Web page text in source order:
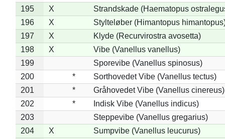
195
X
Strandskade (Haematopus
196
X
Stylteløber (Himantopus
197
X
Klyde (Recurvirostra avosetta)
198
X
Vibe (Vanellus vanellus)
199
Sporevibe (Vanellus spinosus)
200
*
Sorthovedet Vibe (Vanellus tectus)
201
*
Gråhovedet Vibe (Vanellus cinereus)
202
*
Indisk Vibe (Vanellus indicus)
203
Steppevibe (Vanellus gregarius)
204
X
Sumpvibe (Vanellus leucurus)